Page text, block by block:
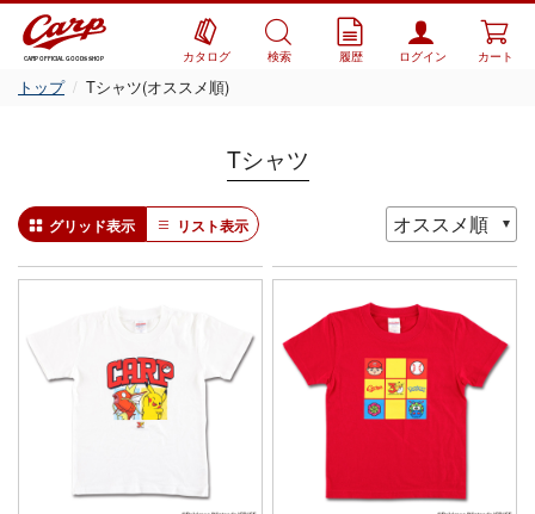
CARP OFFICIAL GOODS SHOP カタログ 検索 履歴 ログイン カート
トップ Tシャツ(オススメ順)
Tシャツ
グリッド表示 リスト表示